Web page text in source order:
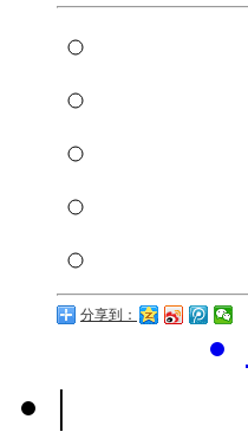
分享到：
|